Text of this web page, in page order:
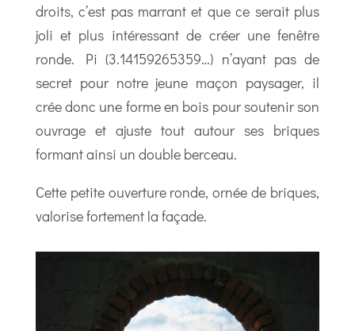
droits, c’est pas marrant et que ce serait plus
joli et plus intéressant de créer une fenêtre
ronde. Pi (3.14159265359…) n’ayant pas de
secret pour notre jeune maçon paysager, il
crée donc une forme en bois pour soutenir son
ouvrage et ajuste tout autour ses briques
formant ainsi un double berceau.
Cette petite ouverture ronde, ornée de briques,
valorise fortement la façade.